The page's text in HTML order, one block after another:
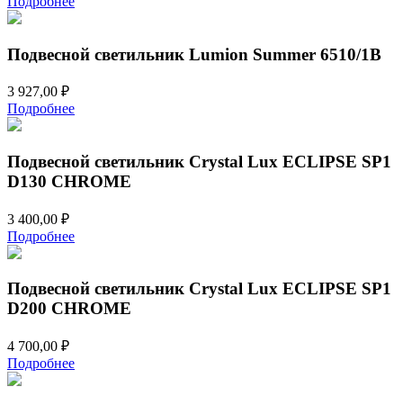
Подвесной светильник Lumion Summer 6510/1B
3 927,00 ₽
Подробнее
Подвесной светильник Crystal Lux ECLIPSE SP1
D130 CHROME
3 400,00 ₽
Подробнее
Подвесной светильник Crystal Lux ECLIPSE SP1
D200 CHROME
4 700,00 ₽
Подробнее